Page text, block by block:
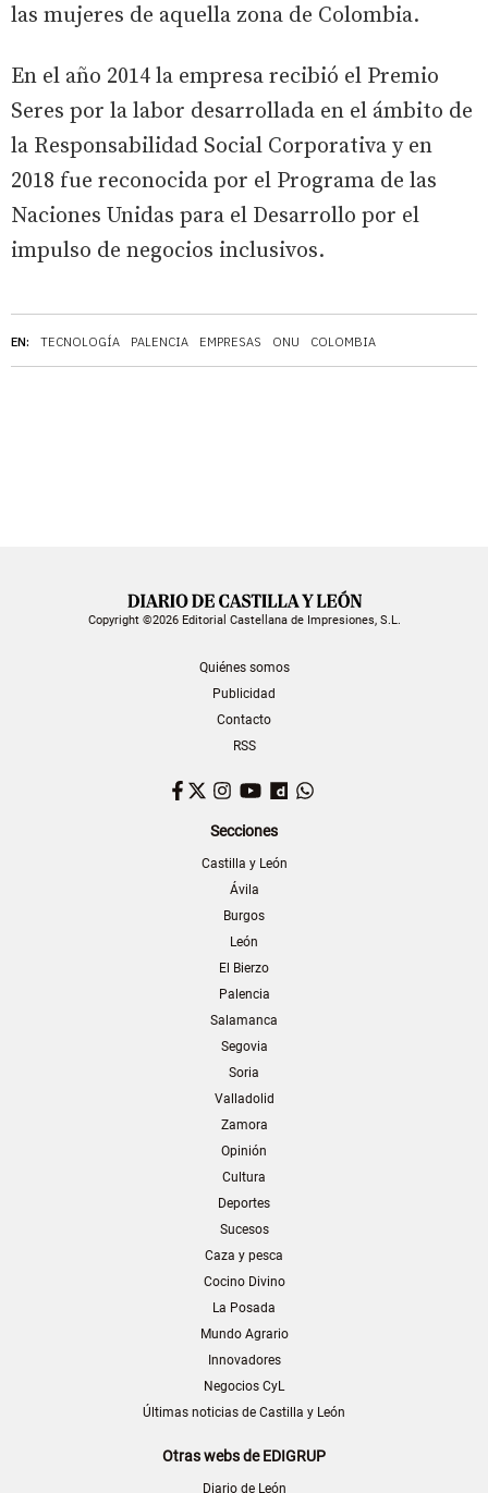
EN: TECNOLOGÍA PALENCIA EMPRESAS ONU COLOMBIA
las mujeres de aquella zona de Colombia.
En el año 2014 la empresa recibió el Premio
Seres por la labor desarrollada en el ámbito de
la Responsabilidad Social Corporativa y en
2018 fue reconocida por el Programa de las
Naciones Unidas para el Desarrollo por el
impulso de negocios inclusivos.
Copyright ©2026 Editorial Castellana de Impresiones, S.L.
Quiénes somos
Publicidad
Contacto
RSS
Facebook
TwitterInstagram
YouTubeDailymotion
Secciones
Castilla y León
Ávila
Burgos
León
El Bierzo
Palencia
Salamanca
Segovia
Soria
Valladolid
Zamora
Opinión
Cultura
Deportes
Sucesos
Caza y pesca
Cocino Divino
La Posada
Mundo Agrario
Innovadores
Negocios CyL
Últimas noticias de Castilla y León
Otras webs de EDIGRUP
Diario de León